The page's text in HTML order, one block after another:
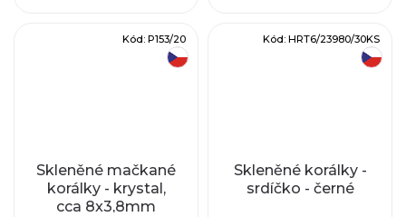
Skleněné mačkané
korálky - krystal,
cca 8x3,8mm
Kód: P153/20
Skleněné korálky -
srdíčko - černé
Kód: HRT6/23980/30KS